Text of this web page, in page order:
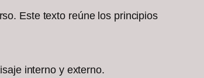
Este texto reúne los principios
interno y externo.